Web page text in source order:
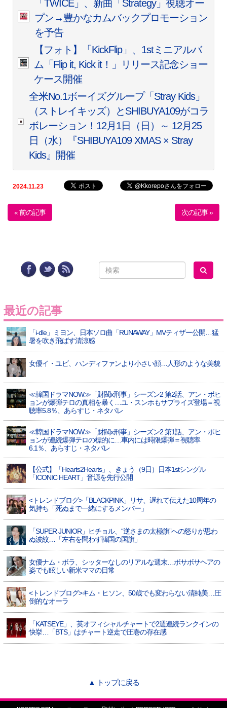
「TWICE」、新曲「Strategy」視聴オー
プン→豊かなカムバックプロモーション
を予告
【フォト】「KickFlip」、1stミニアルバ
ム「Flip it, Kick it！」リリース記念ショー
ケース開催
全米No.1ボーイズグループ「Stray Kids」
（ストレイキッズ）とSHIBUYA109がコラ
ボレーション！12月1日（日）～ 12月25
日（水）『SHIBUYA109 XMAS × Stray
Kids』開催
2024.11.23
« 前の記事 次の記事 »
最近の記事
「i-dle」ミヨン、日本ソロ曲「RUNAWAY」MVティザー公開…猛
暑を吹き飛ばす清涼感
女優イ・ユビ、ハンディファンより小さい顔…人形のような美貌
≪韓国ドラマNOW≫「財閥x刑事」シーズン2 第2話、アン・ボヒ
ョンが爆弾テロの真相を暴く…ユ・スンホもサプライズ登場＝視
聴率5.8％、あらすじ・ネタバレ
≪韓国ドラマNOW≫「財閥x刑事」シーズン2 第1話、アン・ボヒ
ョンが連続爆弾テロの標的に…車内には時限爆弾＝視聴率
6.1％、あらすじ・ネタバレ
【公式】「Hearts2Hearts」、きょう（9日）日本1stシングル
「ICONIC HEART」音源を先行公開
<トレンドブログ>「BLACKPINK」リサ、遅れて伝えた10周年の
気持ち「死ぬまで一緒にするメンバー」
「SUPER JUNIOR」ヒチョル、“逆さまの太極旗”への怒りが思わ
ぬ波紋…「左右を問わず韓国の国旗」
女優ナム・ボラ、シッターなしのリアルな週末…ボサボサヘアの
姿でも眩しい新米ママの日常
<トレンドブログ>キム・ヒソン、50歳でも変わらない清純美…圧
倒的なオーラ
「KATSEYE」、英オフィシャルチャートで2週連続ランクインの
快挙…「BTS」はチャート逆走で圧巻の存在感
▲ トップに戻る